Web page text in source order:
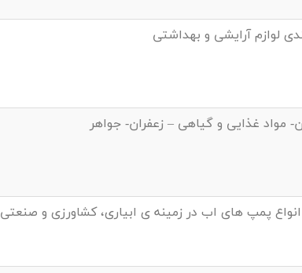
لوازم آرایشی و بهداشتی
مواد غذایی و گیاهی – زعفران- جواهر
انواع پمپ های اب در زمینه ی ابیاری، کشاورزی و صنعتی